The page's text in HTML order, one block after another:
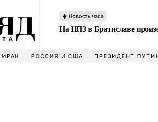
Новость часа
На НПЗ в Братиславе
ИРАН РОССИЯ И США ПРЕЗИДЕНТ